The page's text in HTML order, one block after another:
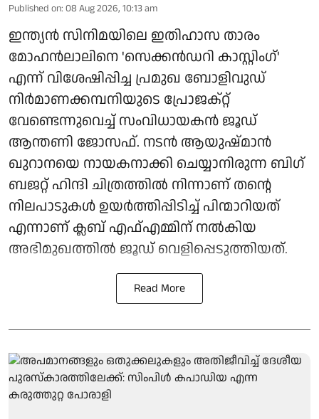
Published on: 08 Aug 2026, 10:13 am
ഇന്ത്യൻ സിനിമയിലെ ഇതിഹാസ താരം
മോഹൻലാലിനെ 'സെക്കൻഡറി കാസ്റ്റിംഗ്'
എന്ന് വിശേഷിപ്പിച്ച പ്രമുഖ ബോളിവുഡ്
നിർമാണക്കമ്പനിയുടെ പ്രോജക്റ്റ്
വേണ്ടെന്നുവെച്ച് സംവിധായകൻ ജൂഡ്
ആന്തണി ജോസഫ്. നടൻ ആയുഷ്മാൻ
ഖുറാനയെ നായകനാക്കി ചെയ്യാനിരുന്ന ബിഗ്
ബജറ്റ് ഹിന്ദി ചിത്രത്തിൽ നിന്നാണ് തന്റെ
നിലപാടുകൾ ഉയർത്തിപ്പിടിച്ച് പിന്മാറിയത്
എന്നാണ് ക്ലബ് എഫ്എമ്മിന് നല്‍കിയ
അഭിമുഖത്തില്‍ ജൂഡ് വെളിപ്പെടുത്തിയത്.
Read More